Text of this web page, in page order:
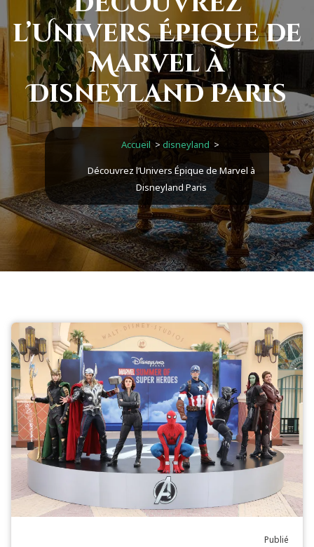
l’Univers Épique de
Marvel à
Disneyland Paris
Accueil> disneyland >
Découvrez l’Univers Épique de Marvel à
Disneyland Paris
Publié